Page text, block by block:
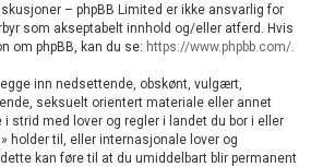
– phpBB Limited er ikke ansvarlig for
som akseptabelt innhold og/eller atferd. Hvis
om phpBB, kan du se: https://www.phpbb.com/
inn nedsettende, obskønt, vulgært,
seksuelt orientert materiale eller annet
strid med lover og regler i landet du bor i eller
holder til, eller internasjonale lover og
kan føre til at du umiddelbart blir permanent